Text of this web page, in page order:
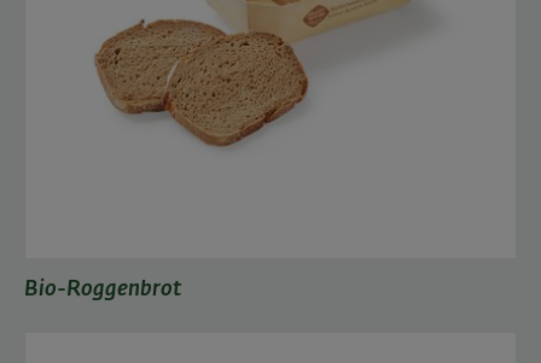
Bio-Roggenbrot